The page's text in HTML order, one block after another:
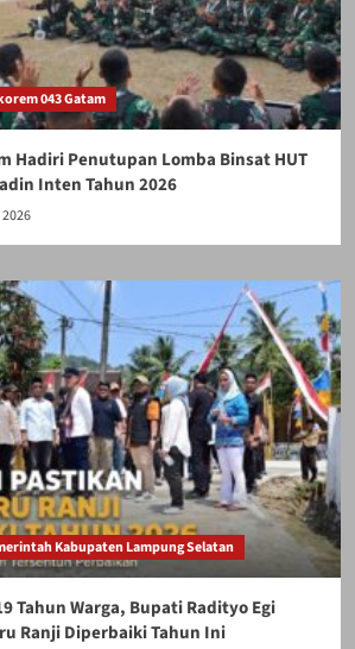
043 Gatam
Hadiri Penutupan Lomba Binsat HUT
Inten Tahun 2026
Kabupaten Lampung Selatan
Tahun Warga, Bupati Radityo Egi
Ranji Diperbaiki Tahun Ini